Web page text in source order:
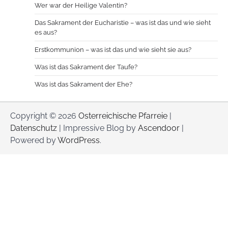
Wer war der Heilige Valentin?
Das Sakrament der Eucharistie – was ist das und wie sieht
es aus?
Erstkommunion – was ist das und wie sieht sie aus?
Was ist das Sakrament der Taufe?
Was ist das Sakrament der Ehe?
Copyright © 2026 Osterreichische Pfarreie
Datenschutz | Impressive Blog by Ascendoor
Powered byWordPress.